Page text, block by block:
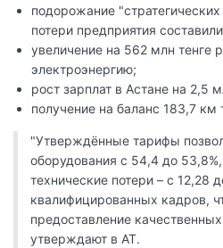
подорожание
потери предприятия
увеличение на 562 млн тенге
электроэнергию;
рост зарплат в Астане на 2,5
получение на баланс 183,7 км
"Утверждённые тарифы
оборудования с 54,4 до
технические потери – с 12,28
квалифицированных кадров,
предоставление
утверждают в АТ.